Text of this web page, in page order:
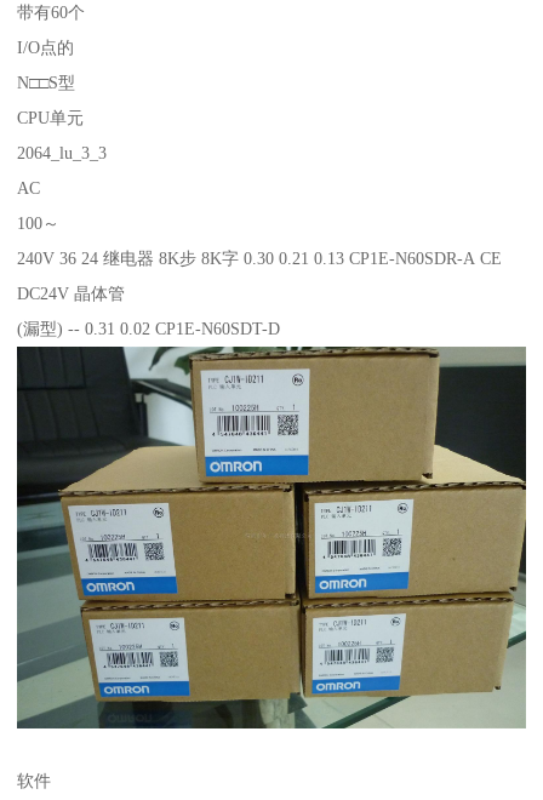
带有60个
I/O点的
N□□S型
CPU单元
2064_lu_3_3
AC
100～
240V 36 24 继电器 8K步 8K字 0.30 0.21 0.13 CP1E-N60SDR-A CE
DC24V 晶体管
(漏型) -- 0.31 0.02 CP1E-N60SDT-D
软件